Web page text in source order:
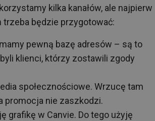
kilka kanałów, ale najpierw
będzie przygotować:
pewną bazę adresów – są to
klienci, którzy zostawili zgody
społecznościowe. Wrzucę tam
promocja nie zaszkodzi.
grafikę w Canvie. Do tego użyję